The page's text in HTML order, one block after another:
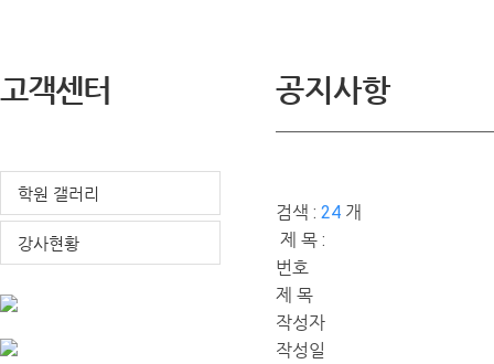
고객센터
학원 갤러리
강사현황
공지사항
검색 : 24 개
제 목 :
번호
제 목
작성자
작성일